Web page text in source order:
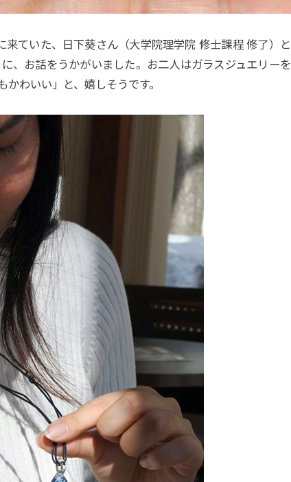
ていた、日下葵さん（大学院理学院 修士課程 修了）と
、お話をうかがいました。お二人はガラスジュエリーを
かわいい」と、嬉しそうです。